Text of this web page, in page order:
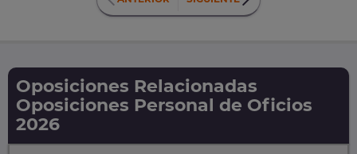
Oposiciones Relacionadas
Oposiciones Personal de Oficios
2026